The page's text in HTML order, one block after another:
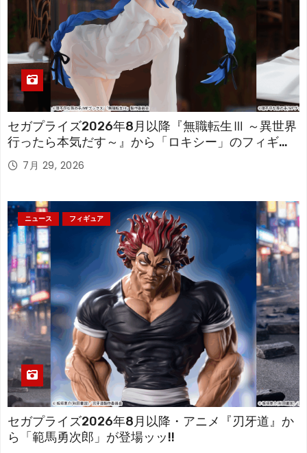
セガプライズ2026年8月以降『無職転生Ⅲ ～異世界
行ったら本気だす～』から「ロキシー」のフィギュ
アが登場！
7月 29, 2026
ニュース フィギュア
セガプライズ2026年8月以降・アニメ『刃牙道』か
ら「範馬勇次郎」が登場ッッ!!